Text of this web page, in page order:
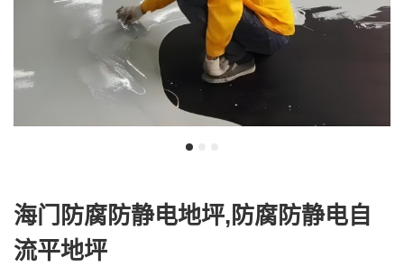
海门防腐防静电地坪,防腐防静电自
流平地坪